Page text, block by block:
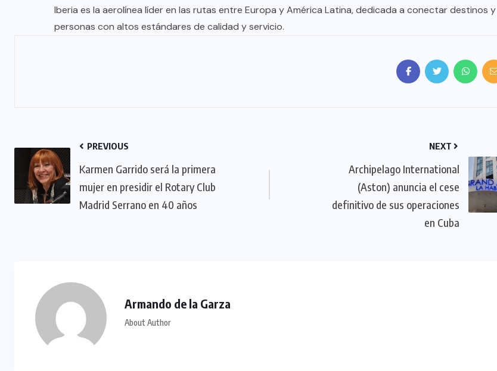
Iberia es la aerolínea líder en las rutas entre Europa y América Latina, dedicada a conectar destinos y
personas con altos estándares de calidad y servicio.
PREVIOUS
Karmen Garrido será la primera
mujer en presidir el Rotary Club
Madrid Serrano en 40 años
NEXT
​Archipelago International
(Aston) anuncia el cese
definitivo de sus operaciones
en Cuba
Armando de la Garza
About Author
JUNIO 24, 2026